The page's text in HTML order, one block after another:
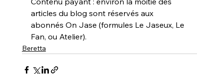
articles du blog sont réservés aux
abonnés On Jase (formules Le Jaseux, Le
Fan, ou Atelier).
Beretta